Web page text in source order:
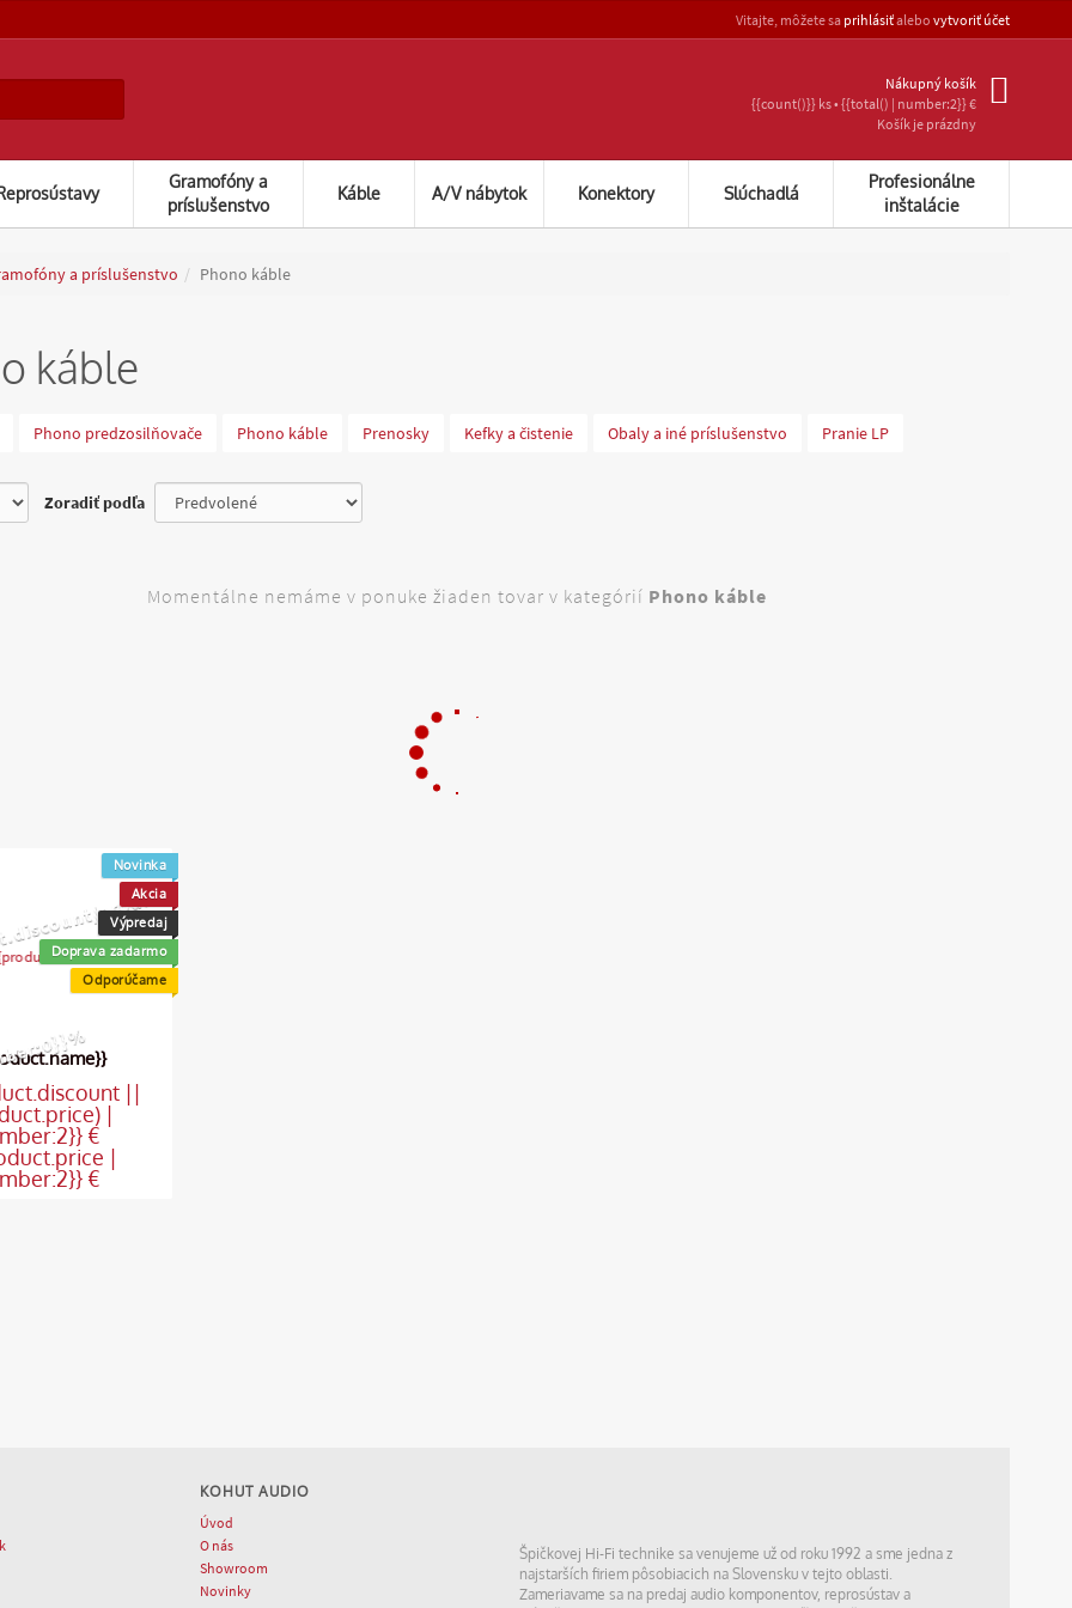
Vitajte, môžete sa prihlásiťalebo vytvoriť účet
Nákupný košík
{{count()}} ks • {{total() | number:2}} €
Košík je prázdny
Gramofóny a
príslušenstvo
Káble A/V nábytok Konektory Slúchadlá
Profesionálne
inštalácie
a príslušenstvo Phono káble
káble
Phono predzosilňovače Phono káble Prenosky Kefky a čistenie Obaly a iné príslušenstvo Pranie LP
Zoradiť podľa
Momentálne nemáme v ponuke žiaden tovar v kategórií Phono káble
Novinka
Akcia
Výpredaj
Doprava zadarmo
Odporúčame
||
|
€
|
€
Špičkovej Hi-Fi technike sa venujeme už od roku 1992 a sme jedna z
najstarších firiem pôsobiacich na Slovensku v tejto oblasti.
Zameriavame sa na predaj audio komponentov, reprosústav a
KOHUT AUDIO
Úvod
O nás
Showroom
Novinky